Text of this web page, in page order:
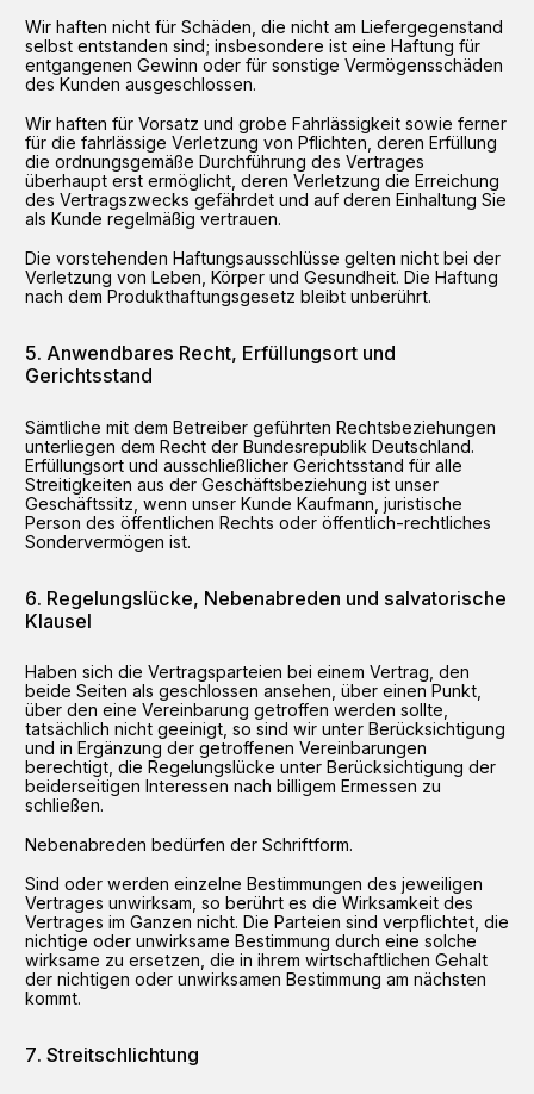
Wir haften nicht für Schäden, die nicht am Liefergegenstand
selbst entstanden sind; insbesondere ist eine Haftung für
entgangenen Gewinn oder für sonstige Vermögensschäden
des Kunden ausgeschlossen.
Wir haften für Vorsatz und grobe Fahrlässigkeit sowie ferner
für die fahrlässige Verletzung von Pflichten, deren Erfüllung
die ordnungsgemäße Durchführung des Vertrages
überhaupt erst ermöglicht, deren Verletzung die Erreichung
des Vertragszwecks gefährdet und auf deren Einhaltung Sie
als Kunde regelmäßig vertrauen.
Die vorstehenden Haftungsausschlüsse gelten nicht bei der
Verletzung von Leben, Körper und Gesundheit. Die Haftung
nach dem Produkthaftungsgesetz bleibt unberührt.
Anwendbares Recht, Erfüllungsort und
Gerichtsstand
Sämtliche mit dem Betreiber geführten Rechtsbeziehungen
unterliegen dem Recht der Bundesrepublik Deutschland.
Erfüllungsort und ausschließlicher Gerichtsstand für alle
Streitigkeiten aus der Geschäftsbeziehung ist unser
Geschäftssitz, wenn unser Kunde Kaufmann, juristische
Person des öffentlichen Rechts oder öffentlich-rechtliches
Sondervermögen ist.
Regelungslücke, Nebenabreden und salvatorische
Klausel
Haben sich die Vertragsparteien bei einem Vertrag, den
beide Seiten als geschlossen ansehen, über einen Punkt,
über den eine Vereinbarung getroffen werden sollte,
tatsächlich nicht geeinigt, so sind wir unter Berücksichtigung
und in Ergänzung der getroffenen Vereinbarungen
berechtigt, die Regelungslücke unter Berücksichtigung der
beiderseitigen Interessen nach billigem Ermessen zu
schließen.
Nebenabreden bedürfen der Schriftform.
Sind oder werden einzelne Bestimmungen des jeweiligen
Vertrages unwirksam, so berührt es die Wirksamkeit des
Vertrages im Ganzen nicht. Die Parteien sind verpflichtet, die
nichtige oder unwirksame Bestimmung durch eine solche
wirksame zu ersetzen, die in ihrem wirtschaftlichen Gehalt
der nichtigen oder unwirksamen Bestimmung am nächsten
kommt.
Streitschlichtung